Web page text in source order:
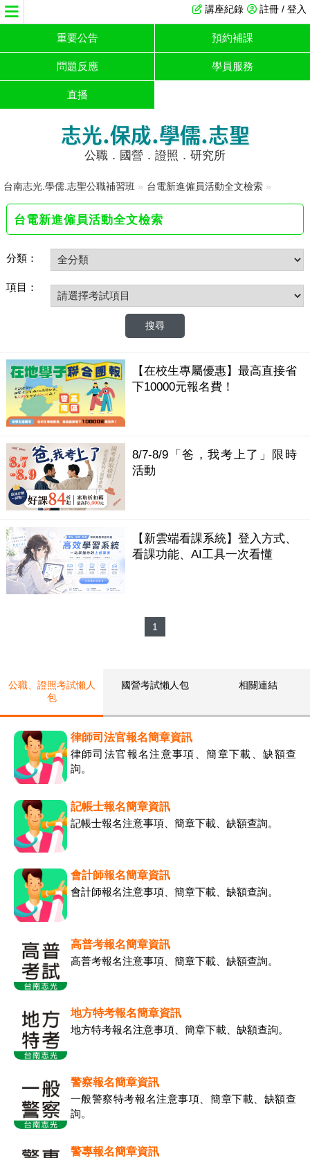
註冊 / 登入
講座紀錄
重要公告 預約補課
問題反應 學員服務
直播
志光.保成.學儒.志聖
公職．國營．證照．研究所
台南志光.學儒.志聖公職補習班 » 台電新進僱員活動全文檢索 »
台電新進僱員活動全文檢索
分類：
項目：
【在校生專屬優惠】最高直接省
下10000元報名費！
8/7-8/9「爸，我考上了」限時
活動
【新雲端看課系統】登入方式、
看課功能、AI工具一次看懂
1
公職、證照考試懶人
包
國營考試懶人包 相關連結
律師司法官報名簡章資訊
律師司法官報名注意事項、簡章下載、缺額查
詢。
記帳士報名簡章資訊
記帳士報名注意事項、簡章下載、缺額查詢。
會計師報名簡章資訊
會計師報名注意事項、簡章下載、缺額查詢。
高普考報名簡章資訊
高普考報名注意事項、簡章下載、缺額查詢。
地方特考報名簡章資訊
地方特考報名注意事項、簡章下載、缺額查詢。
警察報名簡章資訊
一般警察特考報名注意事項、簡章下載、缺額查
詢。
警專報名簡章資訊